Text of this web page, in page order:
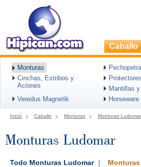
Caballo
Monturas
Cinchas, Estribos y
Aciones
Mantillas
Veredus Magnetik
Horseware
Inicio Caballo Monturas Monturas Ludomar
Monturas Ludomar
Todo Monturas Ludomar |